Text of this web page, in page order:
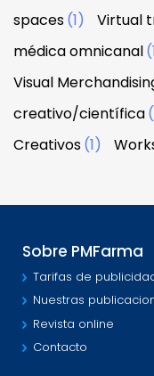
spaces(1) Virtual
médica omnicanal
Visual
creativo/científica
Creativos(1)
Sobre PMFarma
Tarifas de
Nuestras
Revista online
Contacto